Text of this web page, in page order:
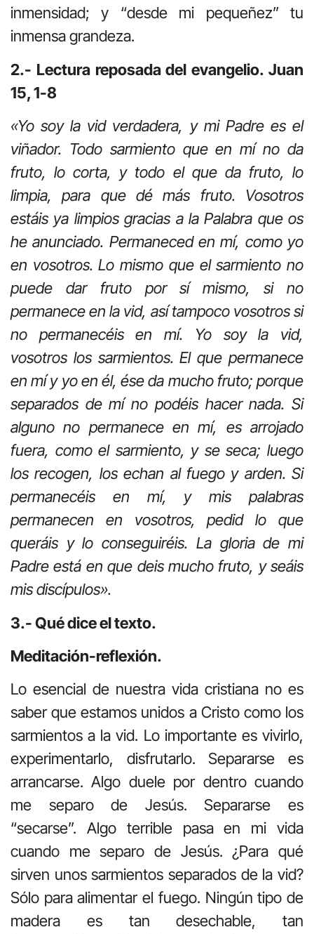
inmensidad; y “desde mi pequeñez” tu
inmensa grandeza.
2.- Lectura reposada del evangelio. Juan
15, 1-8
«Yo soy la vid verdadera, y mi Padre es el
viñador. Todo sarmiento que en mí no da
fruto, lo corta, y todo el que da fruto, lo
limpia, para que dé más fruto. Vosotros
estáis ya limpios gracias a la Palabra que os
he anunciado. Permaneced en mí, como yo
en vosotros. Lo mismo que el sarmiento no
puede dar fruto por sí mismo, si no
permanece en la vid, así tampoco vosotros si
no permanecéis en mí. Yo soy la vid,
vosotros los sarmientos. El que permanece
en mí y yo en él, ése da mucho fruto; porque
separados de mí no podéis hacer nada. Si
alguno no permanece en mí, es arrojado
fuera, como el sarmiento, y se seca; luego
los recogen, los echan al fuego y arden. Si
permanecéis en mí, y mis palabras
permanecen en vosotros, pedid lo que
queráis y lo conseguiréis. La gloria de mi
Padre está en que deis mucho fruto, y seáis
mis discípulos».
3.- Qué dice el texto.
Meditación-reflexión.
Lo esencial de nuestra vida cristiana no es
saber que estamos unidos a Cristo como los
sarmientos a la vid. Lo importante es vivirlo,
experimentarlo, disfrutarlo. Separarse es
arrancarse. Algo duele por dentro cuando
me separo de Jesús. Separarse es
“secarse”. Algo terrible pasa en mi vida
cuando me separo de Jesús. ¿Para qué
sirven unos sarmientos separados de la vid?
Sólo para alimentar el fuego. Ningún tipo de
madera es tan desechable, tan